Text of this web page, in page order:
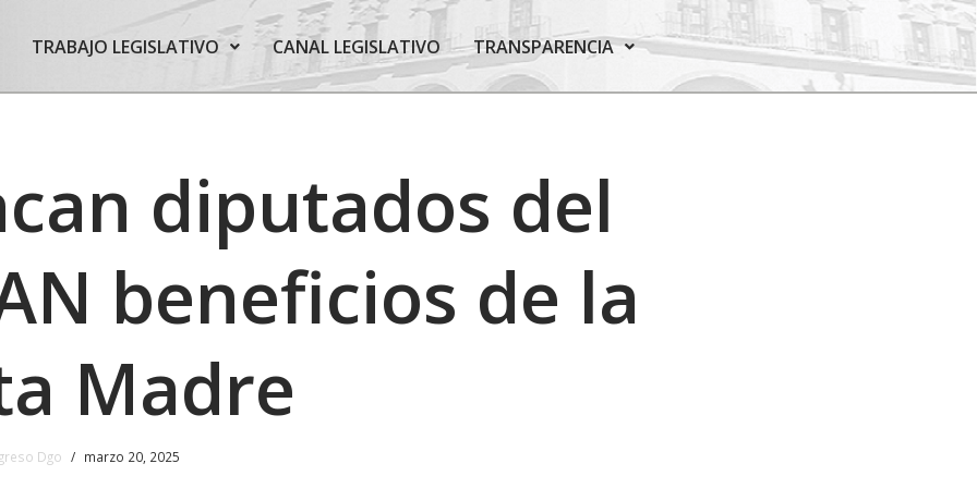
TRABAJO LEGISLATIVO CANAL LEGISLATIVO TRANSPARENCIA
diputados del
beneficios de la
Madre
Dgo marzo 20, 2025